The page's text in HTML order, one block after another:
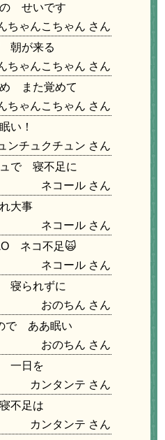
せいです
ゃんこちゃん
朝が来る
ゃんこちゃん
また覚めて
ゃんこちゃん
い！
ンチュクチュン
で 寝不足に
ネコール
大事
ネコール
ネコ不足🙀
ネコール
寝られずに
おのちん
で ああ眠い
おのちん
一日を
カンタンテ
不足は
カンタンテ